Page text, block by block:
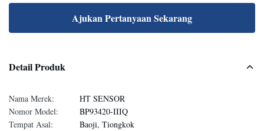
Ajukan Pertanyaan Sekarang
Detail Produk
Nama Merek:
HT SENSOR
Nomor Model:
BP93420-IIIQ
Tempat Asal:
Baoji, Tiongkok